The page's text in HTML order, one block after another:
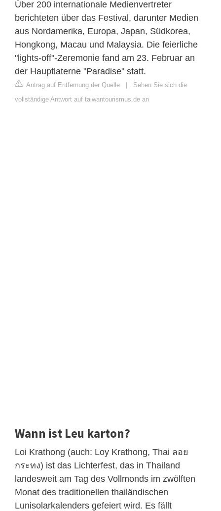
Über 200 internationale Medienvertreter
berichteten über das Festival, darunter Medien
aus Nordamerika, Europa, Japan, Südkorea,
Hongkong, Macau und Malaysia. Die feierliche
"lights-off"-Zeremonie fand am 23. Februar an
der Hauptlaterne "Paradise" statt.
Antrag auf Entfernung der Quelle | Sehen Sie sich die
vollständige Antwort auf taiwantourismus.de an
Wann ist Leu karton?
Loi Krathong (auch: Loy Krathong, Thai ลอย
กระทง) ist das Lichterfest, das in Thailand
landesweit am Tag des Vollmonds im zwölften
Monat des traditionellen thailändischen
Lunisolarkalenders gefeiert wird. Es fällt